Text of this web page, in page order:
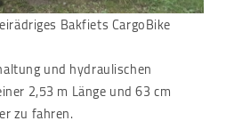
Bakfiets CargoBike
und hydraulischen
2,53 m Länge und 63 cm
zu fahren.